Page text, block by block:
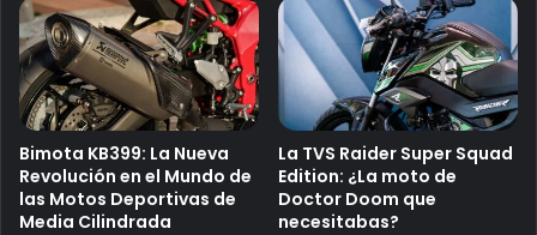
Bimota KB399: La Nueva
Revolución en el Mundo de
las Motos Deportivas de
Media Cilindrada
La TVS Raider Super Squad
Edition: ¿La moto de
Doctor Doom que
necesitabas?